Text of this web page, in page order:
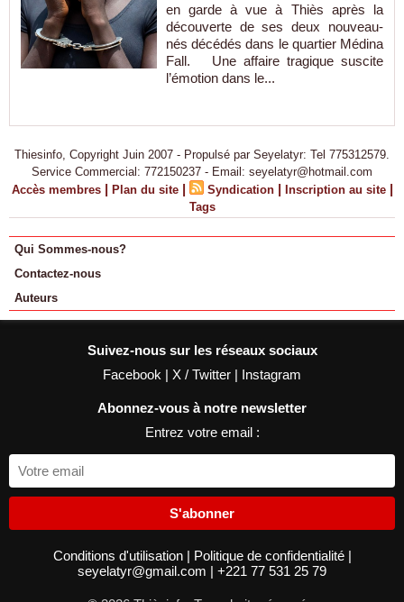
en garde à vue à Thiès après la
découverte de ses deux nouveau-
nés décédés dans le quartier Médina
Fall. Une affaire tragique suscite
l’émotion dans le...
Thiesinfo, Copyright Juin 2007 - Propulsé par Seyelatyr: Tel 775312579.
Service Commercial: 772150237 - Email: seyelatyr@hotmail.com
Accès membres | Plan du site | Syndication | Inscription au site |
Tags
Qui Sommes-nous?
Contactez-nous
Auteurs
Suivez-nous sur les réseaux sociaux
Facebook | X / Twitter | Instagram
Abonnez-vous à notre newsletter
Entrez votre email :
S'abonner
Conditions d'utilisation | Politique de confidentialité |
seyelatyr@gmail.com | +221 77 531 25 79